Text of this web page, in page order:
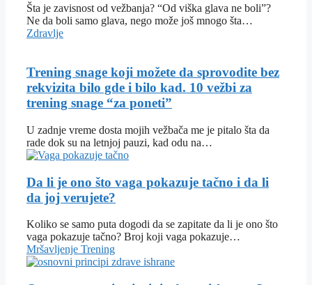
Šta je zavisnost od vežbanja? “Od viška glava ne boli”?
Ne da boli samo glava, nego može još mnogo šta…
Zdravlje
Trening snage koji možete da sprovodite bez
rekvizita bilo gde i bilo kad. 10 vežbi za
trening snage “za poneti”
U zadnje vreme dosta mojih vežbača me je pitalo šta da
rade dok su na letnjoj pauzi, kad odu na…
Da li je ono što vaga pokazuje tačno i da li
da joj verujete?
Koliko se samo puta dogodi da se zapitate da li je ono što
vaga pokazuje tačno? Broj koji vaga pokazuje…
Mršavljenje Trening